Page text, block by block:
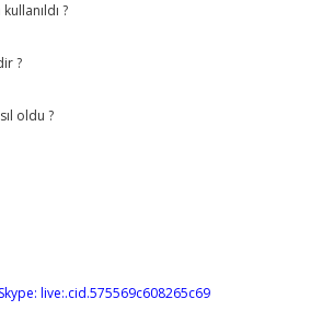
?
?
oldu ?
Skype: live:.cid.575569c608265c69